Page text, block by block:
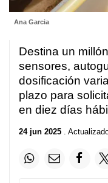
Ana Garcia
Destina un
sensores,
dosificación
plazo para
en diez días
24 jun 2025 .